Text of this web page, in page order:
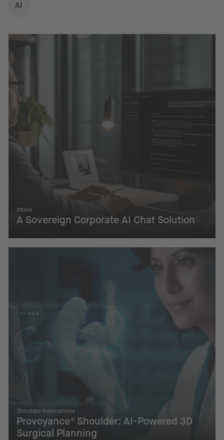
AI
intive
A Sovereign Corporate AI Chat Solution
Shoulder Innovations
Provoyance® Shoulder: AI-Powered 3D
Surgical Planning